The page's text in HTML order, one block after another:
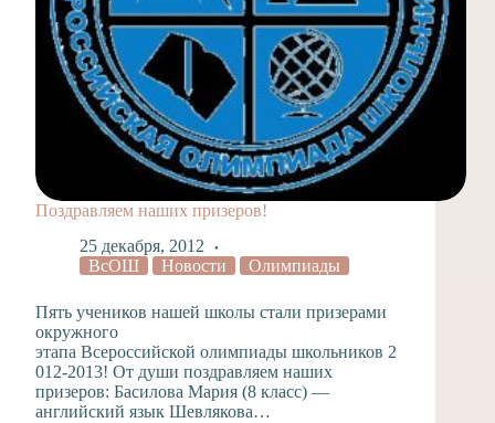
Поздравляем наших призеров!
25 декабря, 2012
ВсОШ
Новости Олимпиады
Пять учеников нашей школы стали призерами
окружного
этапа Всероссийской олимпиады школьников 2
012-2013! От души поздравляем наших
призеров: Басилова Мария (8 класс) —
английский язык Шевлякова…